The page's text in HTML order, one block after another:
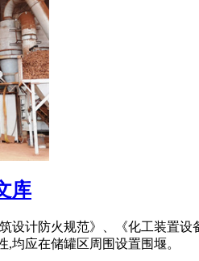
库
设计防火规范》、《化工装置
均应在储罐区周围设置围堰。